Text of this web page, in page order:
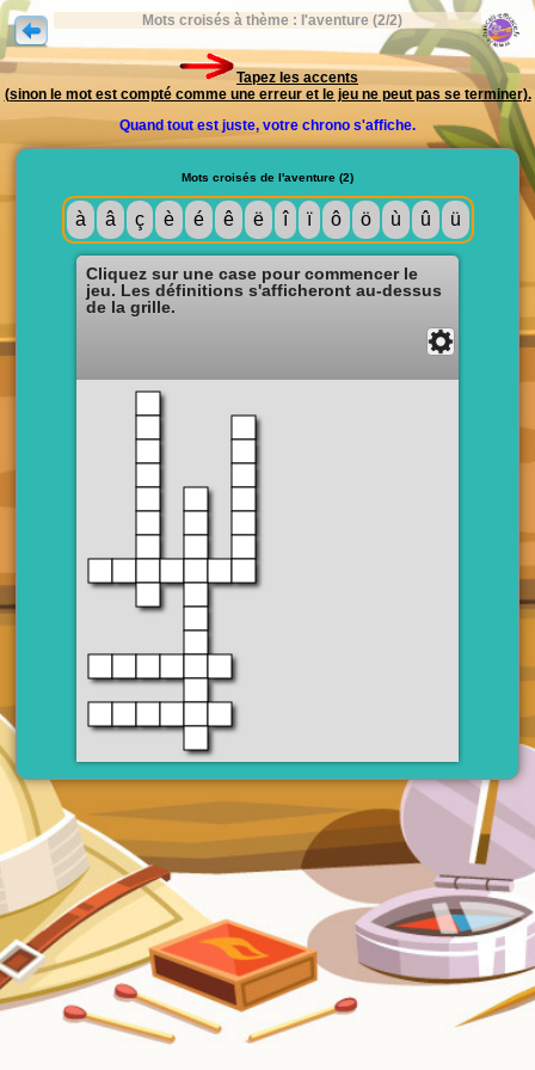
Mots croisés à thème : l'aventure (2/2)
Tapez les accents
(sinon le mot est compté comme une erreur et le jeu ne peut pas se terminer).
Quand tout est juste, votre chrono s'affiche.
Mots croisés de l'aventure (2)
à â ç è é ê ë î ï ô ö ù û ü
Cliquez sur une case pour commencer le
jeu. Les définitions s'afficheront au-dessus
de la grille.
Solution
Fermer